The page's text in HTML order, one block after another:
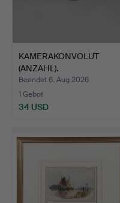
KAMERAKONVOLUT
(ANZAHL).
Beendet 6. Aug 2026
1 Gebot
34 USD